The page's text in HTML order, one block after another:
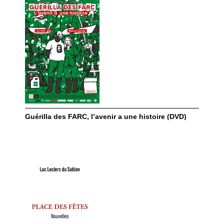
Guérilla des FARC, l’avenir a une histoire (DVD)